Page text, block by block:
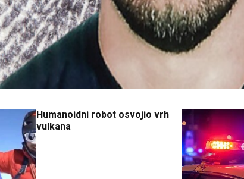
Humanoidni robot osvojio vrh
vulkana